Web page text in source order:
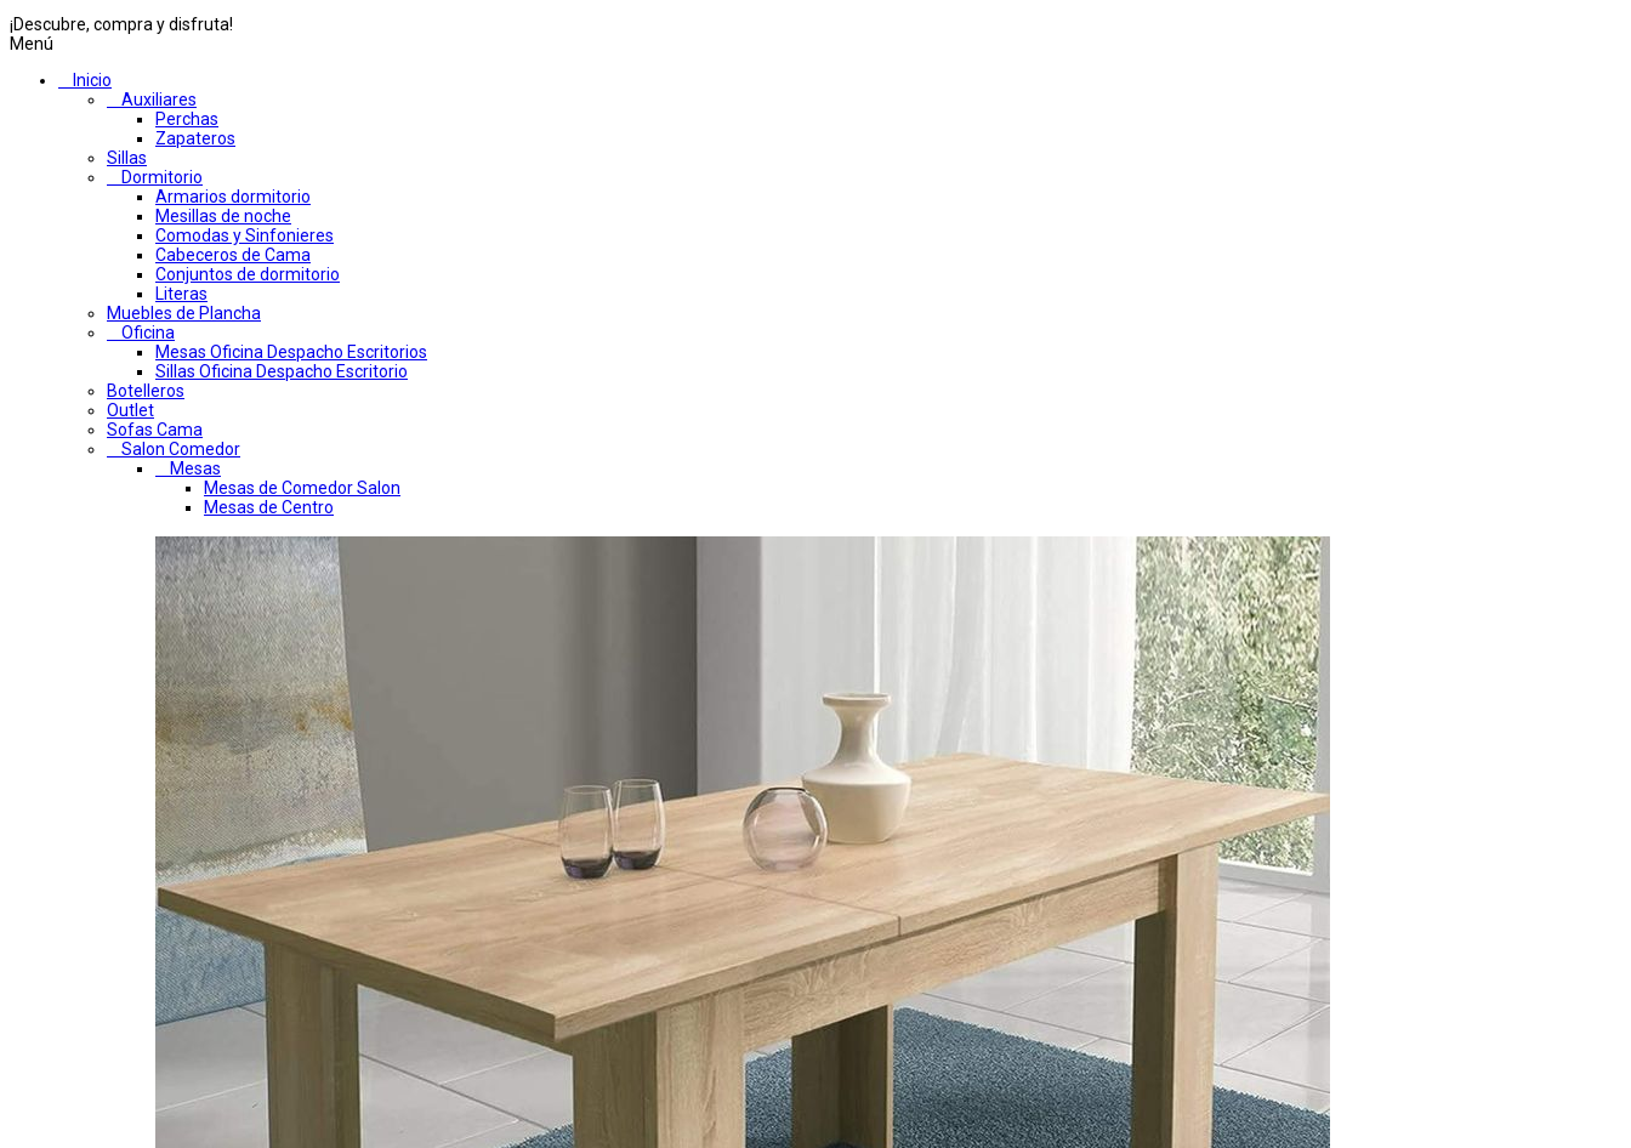
¡Descubre, compra y disfruta!
Menú
Inicio
Auxiliares
Perchas
Zapateros
Sillas
Dormitorio
Armarios dormitorio
Mesillas de noche
Comodas y Sinfonieres
Cabeceros de Cama
Conjuntos de dormitorio
Literas
Muebles de Plancha
Oficina
Mesas Oficina Despacho Escritorios
Sillas Oficina Despacho Escritorio
Botelleros
Outlet
Sofas Cama
Salon Comedor
Mesas
Mesas de Comedor Salon
Mesas de Centro